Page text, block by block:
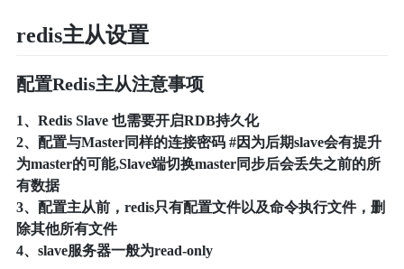
redis主从设置
配置Redis主从注意事项
1、Redis Slave 也需要开启RDB持久化
2、配置与Master同样的连接密码 #因为后期slave会有提升
为master的可能,Slave端切换master同步后会丢失之前的所
有数据
3、配置主从前，redis只有配置文件以及命令执行文件，删
除其他所有文件
4、slave服务器一般为read-only